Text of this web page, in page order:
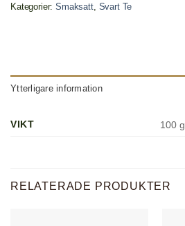
Kategorier:Smaksatt, Svart Te
Ytterligare information
VIKT 100 g
RELATERADE PRODUKTER